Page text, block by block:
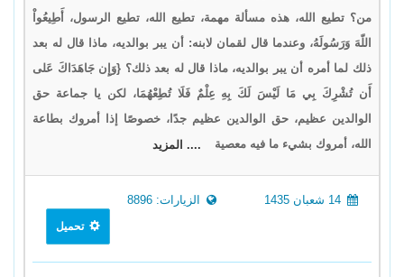
من؟ تطيع الله، هذه مسألة مهمة، تطيع الله، تطيع الرسول، أَطِيعُواْ
اللّهَ وَرَسُولَهُ، وعندما قال لقمان لابنه: أن يبر بوالديه، ماذا قال له بعد
ذلك لما أمره أن يبر بوالديه، ماذا قال له بعد ذلك؟ {وَإِن جَاهَدَاكَ عَلى
أَن تُشْرِكَ بِي مَا لَيْسَ لَكَ بِهِ عِلْمٌ فَلَا تُطِعْهُمَا، لكن يا جماعة حق
الوالدين عظيم، حق الوالدين عظيم جدًا، خصوصًا إذا أمروك بطاعة
الله، أمروك بشيء ما فيه معصية
.... المزيد
الزيارات: 8896
تحميل